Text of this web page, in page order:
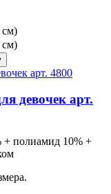
см)
см)
девочек арт.
+ полиамид 10% +